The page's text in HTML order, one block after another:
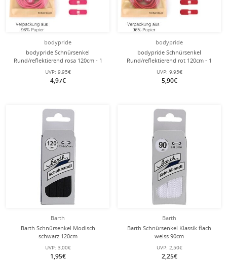
bodypride
bodypride Schnürsenkel
Rund/reflektierend rosa 120cm - 1
Paar
UVP: 9,95€
4,97€
bodypride
bodypride Schnürsenkel
Rund/reflektierend rot 120cm - 1
Paar
UVP: 9,95€
5,90€
Barth
Barth Schnürsenkel Modisch
schwarz 120cm
UVP: 3,00€
1,95€
Barth
Barth Schnürsenkel Klassik flach
weiss 90cm
UVP: 2,50€
2,25€